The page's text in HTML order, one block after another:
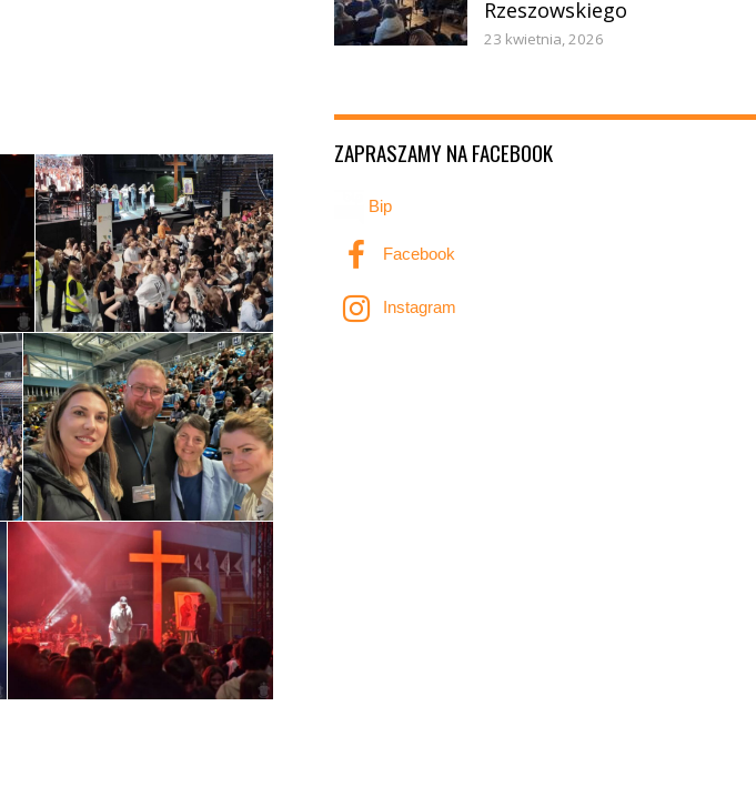
Rzeszowskiego
23 kwietnia, 2026
ZAPRASZAMY NA FACEBOOK
Bip
Facebook
Instagram